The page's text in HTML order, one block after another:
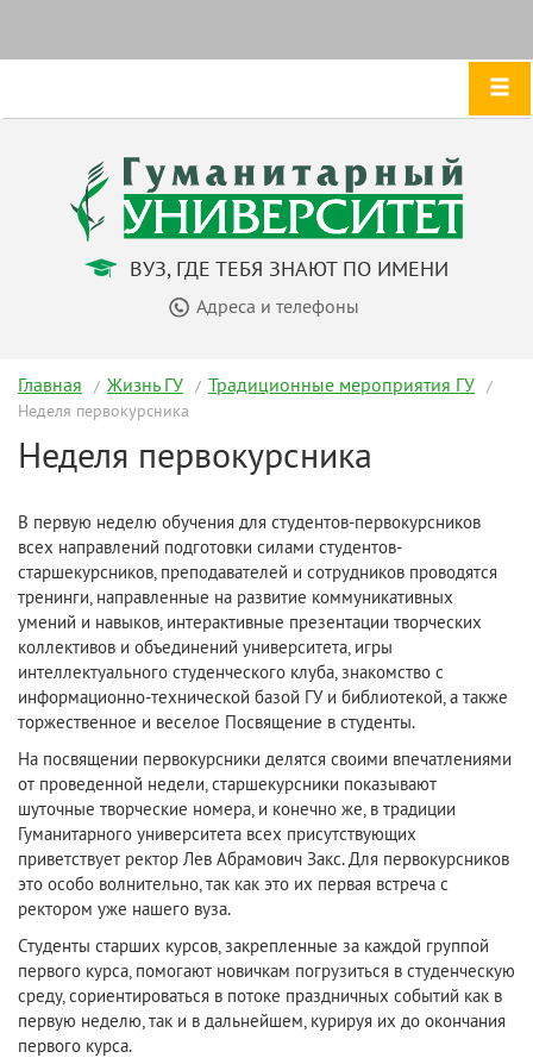
ВУЗ, ГДЕ ТЕБЯ ЗНАЮТ ПО ИМЕНИ
Адреса и телефоны
Главная Жизнь ГУ Традиционные мероприятия ГУ
Неделя первокурсника
Неделя первокурсника
В первую неделю обучения для студентов-первокурсников
всех направлений подготовки силами студентов-
старшекурсников, преподавателей и сотрудников проводятся
тренинги, направленные на развитие коммуникативных
умений и навыков, интерактивные презентации творческих
коллективов и объединений университета, игры
интеллектуального студенческого клуба, знакомство с
информационно-технической базой ГУ и библиотекой, а также
торжественное и веселое Посвящение в студенты.
На посвящении первокурсники делятся своими впечатлениями
от проведенной недели, старшекурсники показывают
шуточные творческие номера, и конечно же, в традиции
Гуманитарного университета всех присутствующих
приветствует ректор Лев Абрамович Закс. Для первокурсников
это особо волнительно, так как это их первая встреча с
ректором уже нашего вуза.
Студенты старших курсов, закрепленные за каждой группой
первого курса, помогают новичкам погрузиться в студенческую
среду, сориентироваться в потоке праздничных событий как в
первую неделю, так и в дальнейшем, курируя их до окончания
первого курса.